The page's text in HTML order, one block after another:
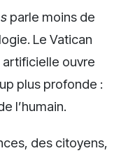
parle moins de
Le Vatican
ouvre
plus profonde :
l’humain.
des citoyens,